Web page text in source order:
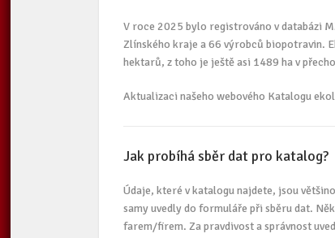
V roce 2025 bylo registrováno v databázi
Zlínského kraje a 66 výrobců biopotravin.
hektarů, z toho je ještě asi 1489 ha v
Aktualizaci našeho webového Katalogu
Jak probíhá sběr dat pro katalog?
Údaje, které v katalogu najdete, jsou
samy uvedly do formuláře při sběru dat.
farem/firem. Za pravdivost a správnost